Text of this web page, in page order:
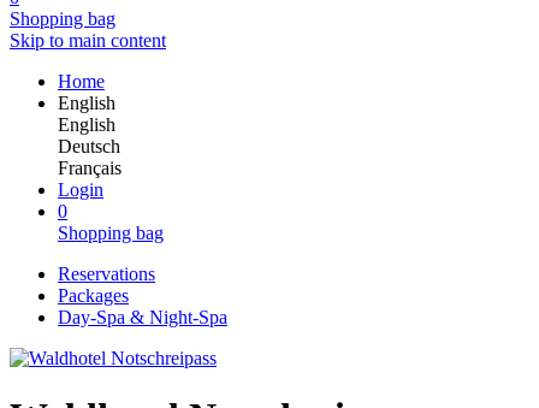
Shopping bag
Skip to main content
Home
English
English
Deutsch
Français
Login
0
Shopping bag
Reservations
Packages
Day-Spa & Night-Spa